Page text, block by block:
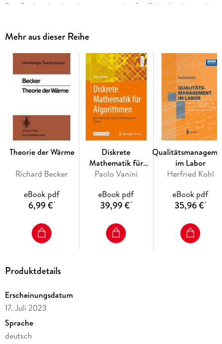
Das Buch geht über den gymnasialen Stoff der Mathematik
formale Logik, Gruppen und komplexe Zahlen. Außerdem
Ausnahmen alle Beweise vollständig geführt.
Da es so geschrieben ist, wie im Unterricht erklärt wird, ist es
bestens zum Selbststudium geeignet.
Inhaltsverzeichnis
I Mathematische Grundbegriffe
Grundrechenarten. - Zahlenmengen. - Potenzen, Wurzeln und
und Aussagenlogik. - Relationen und Funktionen.
Lösen linearer Gleichungssysteme. - Elementargeometrische
Grundlagen. - Vektoralgebra. - Algebraische Strukturen. -
Linearkombination und Basis. - Affine Geometrie. -
III Reelle Analysis
Menge der reellen Zahlen. - Menge der natürlichen Zahlen. -
Folgen und Reihen. - Grenzwerte reeller Funktionen und
Stetigkeit. - Differentialrechnung. - Anwendungen der
Differentialrechnung. - Integralrechnung.
IV Komplexe Zahlen
Mehr aus dieser Reihe
Theorie der Wärme
Richard Becker
eBook pdf
6,99 €*
Diskrete
Mathematik für
Algorithmen
Paolo Vanini
eBook pdf
39,99 €*
im Labor
Herfried Kohl
eBook pdf
35,96 €*
Produktdetails
Erscheinungsdatum
17. Juli 2023
Sprache
deutsch